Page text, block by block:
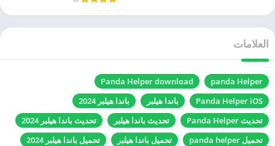
العلامات
panda Helper
Panda Helper download
Panda Helper iOS
باندا هيلبر
باندا هيلبر 2024
تحديث Panda Helper
تحديث باندا هيلبر
تحديث باندا هيلبر 2024
تحميل panda helper
تحميل باندا هيلبر
تحميل باندا هيلبر 2024